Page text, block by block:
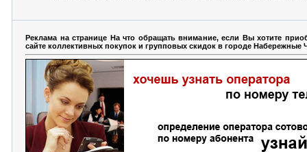
Реклама на странице На что обращать внимание, если Вы хотите
сайте коллективных покупок и групповых скидок в городе Набережные